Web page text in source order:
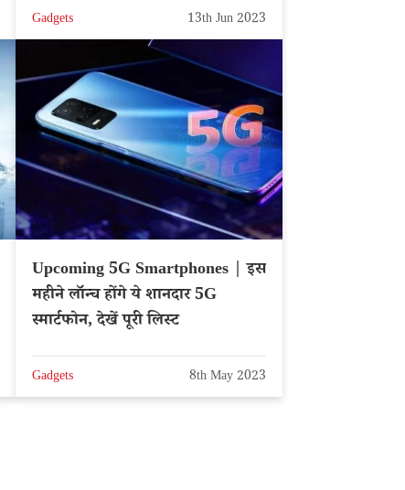
Gadgets 13th Jun 2023
Upcoming 5G Smartphones | इस
महीने लॉन्च होंगे ये शानदार 5G
स्मार्टफोन, देखें पूरी लिस्ट
Gadgets 8th May 2023